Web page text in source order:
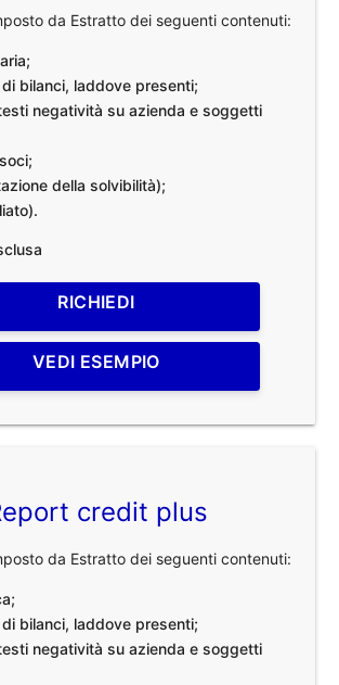
da Estratto dei seguenti contenuti:
bilanci, laddove presenti;
negatività su azienda e soggetti
della solvibilità);
RICHIEDI
VEDI ESEMPIO
credit plus
da Estratto dei seguenti contenuti:
bilanci, laddove presenti;
negatività su azienda e soggetti